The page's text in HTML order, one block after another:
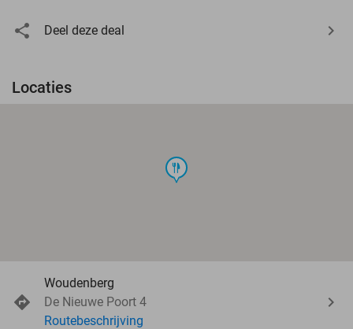
Deel deze deal
Locaties
food
Woudenberg
De Nieuwe Poort 4
Routebeschrijving